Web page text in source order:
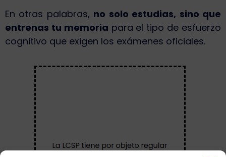
En otras palabras, no solo estudias, sino que
entrenas tu memoria para el tipo de esfuerzo
cognitivo que exigen los exámenes oficiales.